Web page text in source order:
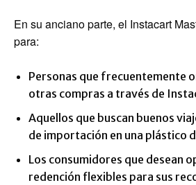
En su anciano parte, el Instacart
para:
Personas que frecuentemente
otras compras a través de
Aquellos que buscan buenos
de importación en una plástico
Los consumidores que desean
redención flexibles para sus